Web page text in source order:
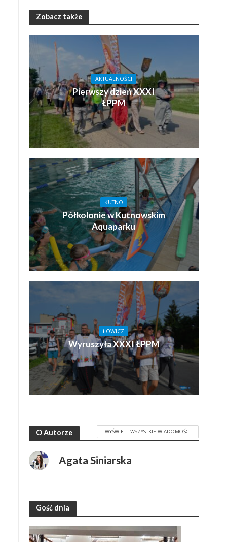
Zobacz także
AKTUALNOŚCI
Pierwszy dzień XXXI
ŁPPM
KUTNO
Półkolonie w Kutnowskim
Aquaparku
ŁOWICZ
Wyruszyła XXXI ŁPPM
O Autorze WYŚWIETL WSZYSTKIE WIADOMOŚCI
Agata Siniarska
Gość dnia